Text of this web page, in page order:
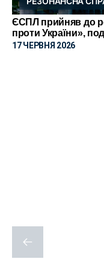
ЄСПЛ прийняв до
проти України»,
17 ЧЕРВНЯ 2026